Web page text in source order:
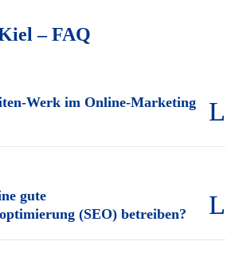
– FAQ
Werk im Online-Marketing
gute
(SEO) betreiben?